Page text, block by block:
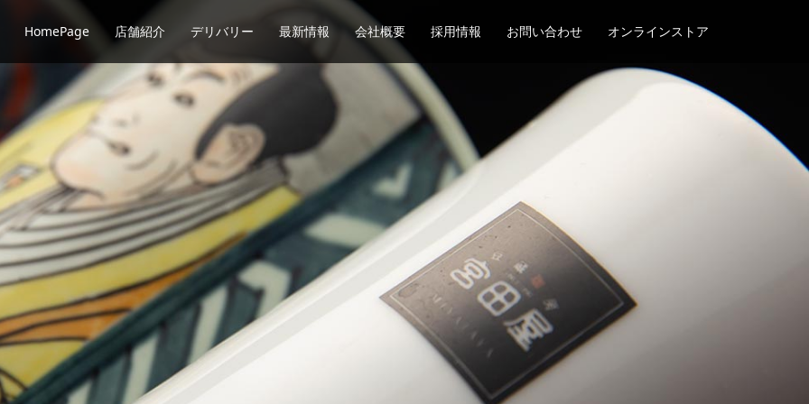
HomePage 店舗紹介 デリバリー 最新情報 会社概要 採用情報 お問い合わせ オンラインストア